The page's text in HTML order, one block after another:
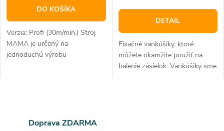
DO KOŠÍKA
Verzia: Profi (30m/min.) Stroj
MAMA je určený na
jednoduchú výrobu
Garantujeme výraznú úsporu
DETAIL
Fixačné vankúšiky, ktoré
môžete okamžite použiť na
balenie zásielok. Vankúšiky sme
nafúkli a pošleme vám ich vo
Doprava ZDARMA